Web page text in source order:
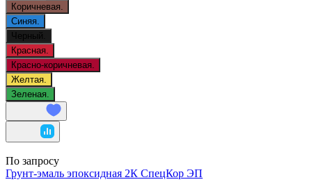
Коричневая.
Синяя.
Черный.
Красная.
Красно-коричневая.
Желтая.
Зеленая.
По запросу
Грунт-эмаль эпоксидная 2К СпецКор ЭП